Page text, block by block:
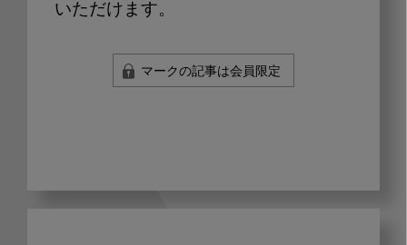
いただけます。
マークの記事は会員限定